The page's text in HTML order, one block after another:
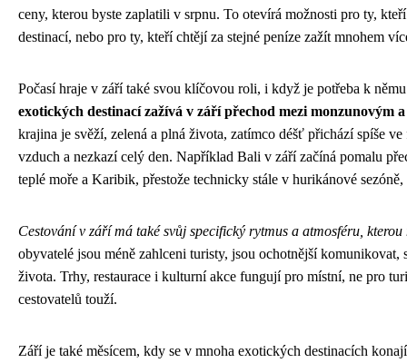
ceny, kterou byste zaplatili v srpnu. To otevírá možnosti pro ty,
destinací, nebo pro ty, kteří chtějí za stejné peníze zažít mnohem
Počasí hraje v září také svou klíčovou roli, i když je potřeba k
exotických destinací zažívá v září přechod mezi monzunovým
krajina je svěží, zelená a plná života, zatímco déšť přichází spíše
vzduch a nezkazí celý den. Například Bali v září začíná pomalu
teplé moře a Karibik, přestože technicky stále v hurikánové
Cestování v září má také svůj specifický rytmus a atmosféru,
obyvatelé jsou méně zahlceni turisty, jsou ochotnější
života. Trhy, restaurace i kulturní akce fungují pro místní, ne pro
cestovatelů touží.
Září je také měsícem, kdy se v mnoha exotických destinacích